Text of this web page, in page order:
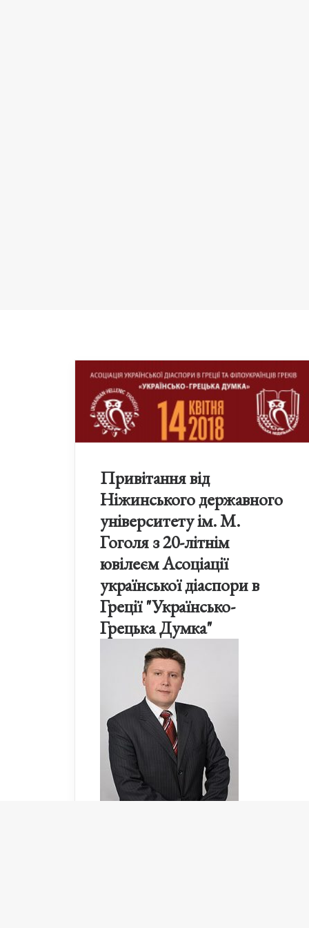
Привітання від
Ніжинського державного
університету ім. М.
Гоголя з 20-літнім
ювілеєм Асоціації
української діаспори в
Греції "Українсько-
Грецька Думка"